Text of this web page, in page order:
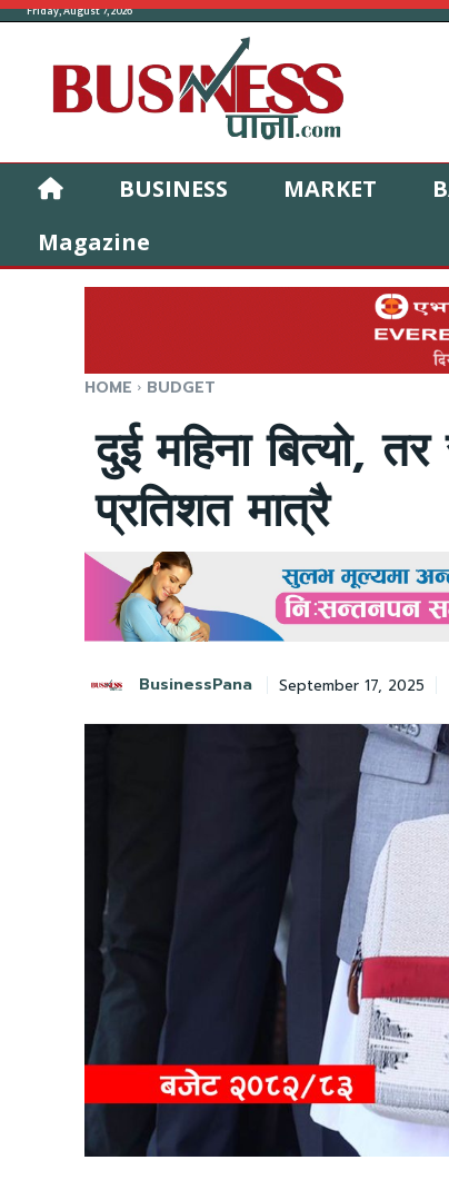
Friday, August 7, 2026
BUSINESS MARKET
Magazine
HOME BUDGET
दुई महिना बित्यो,
प्रतिशत मात्रै
BusinessPana September 17, 2025